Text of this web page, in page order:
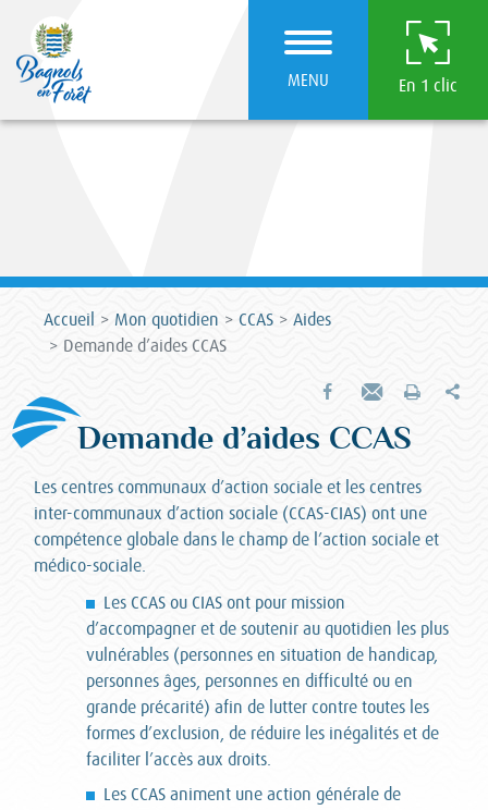
MENU En 1 clic
Accueil Mon quotidien CCAS
Aides
Demande d’aides CCAS
Partager sur Facebook
Envoyer par e-mail
Imprimer
Demande d’aides CCAS
Les centres communaux d’action sociale et les centres
inter-communaux d’action sociale (CCAS-CIAS) ont une
compétence globale dans le champ de l’action sociale et
médico-sociale.
Les CCAS ou CIAS ont pour mission
d’accompagner et de soutenir au quotidien les plus
vulnérables (personnes en situation de handicap,
personnes âges, personnes en difficulté ou en
grande précarité) afin de lutter contre toutes les
formes d’exclusion, de réduire les inégalités et de
faciliter l’accès aux droits.
Les CCAS animent une action générale de